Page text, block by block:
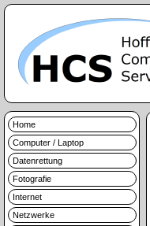
Home
Computer / Laptop
Datenrettung
Fotografie
Internet
Netzwerke